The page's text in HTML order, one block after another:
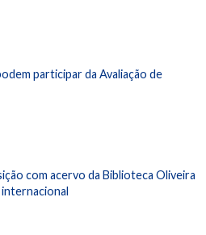
participar da Avaliação de
com acervo da Biblioteca Oliveira